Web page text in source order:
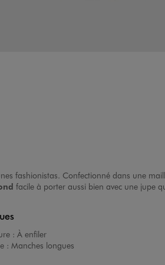
fashionistas. Confectionné dans une
facile à porter aussi bien avec une jupe
: À enfiler
: Manches longues